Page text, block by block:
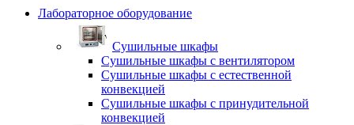
Лабораторное оборудование
Cушильные шкафы
Сушильные шкафы с вентилятором
Сушильные шкафы с естественной
конвекцией
Сушильные шкафы с принудительной
конвекцией